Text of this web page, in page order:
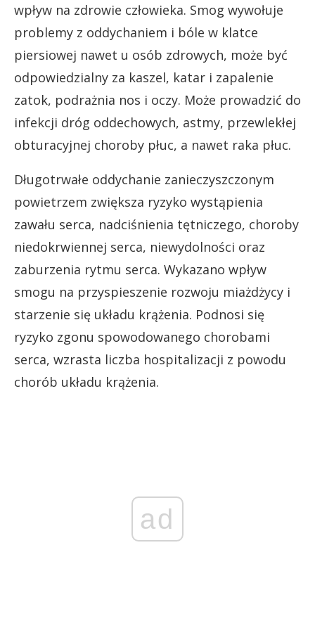
wpływ na zdrowie człowieka. Smog wywołuje
problemy z oddychaniem i bóle w klatce
piersiowej nawet u osób zdrowych, może być
odpowiedzialny za kaszel, katar i zapalenie
zatok, podrażnia nos i oczy. Może prowadzić do
infekcji dróg oddechowych, astmy, przewlekłej
obturacyjnej choroby płuc, a nawet raka płuc.
Długotrwałe oddychanie zanieczyszczonym
powietrzem zwiększa ryzyko wystąpienia
zawału serca, nadciśnienia tętniczego, choroby
niedokrwiennej serca, niewydolności oraz
zaburzenia rytmu serca. Wykazano wpływ
smogu na przyspieszenie rozwoju miażdżycy i
starzenie się układu krążenia. Podnosi się
ryzyko zgonu spowodowanego chorobami
serca, wzrasta liczba hospitalizacji z powodu
chorób układu krążenia.
ad